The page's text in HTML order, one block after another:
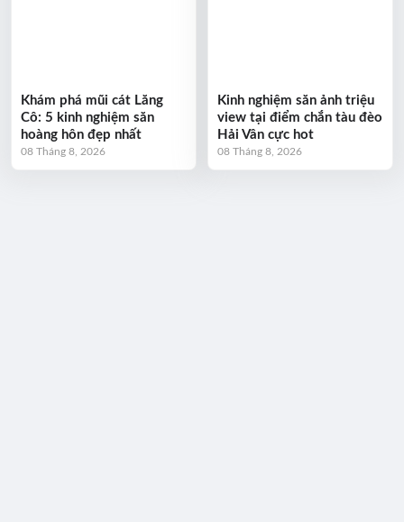
Khám phá mũi cát Lăng
Cô: 5 kinh nghiệm săn
hoàng hôn đẹp nhất
08 Tháng 8, 2026
Kinh nghiệm săn ảnh triệu
view tại điểm chắn tàu đèo
Hải Vân cực hot
08 Tháng 8, 2026